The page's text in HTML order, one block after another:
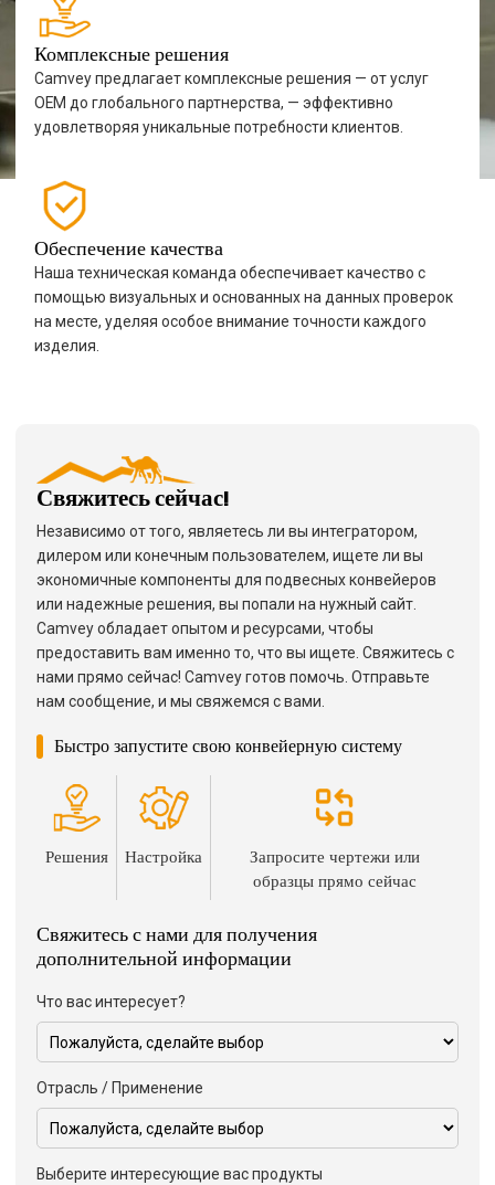
Комплексные решения
Camvey предлагает комплексные решения — от услуг
OEM до глобального партнерства, — эффективно
удовлетворяя уникальные потребности клиентов.
Обеспечение качества
Наша техническая команда обеспечивает качество с
помощью визуальных и основанных на данных проверок
на месте, уделяя особое внимание точности каждого
изделия.
Свяжитесь сейчас!
Независимо от того, являетесь ли вы интегратором,
дилером или конечным пользователем, ищете ли вы
экономичные компоненты для подвесных конвейеров
или надежные решения, вы попали на нужный сайт.
Camvey обладает опытом и ресурсами, чтобы
предоставить вам именно то, что вы ищете. Свяжитесь с
нами прямо сейчас! Camvey готов помочь. Отправьте
нам сообщение, и мы свяжемся с вами.
Быстро запустите свою конвейерную систему
Решения Настройка
Запросите чертежи или
образцы прямо сейчас
Свяжитесь с нами для получения
дополнительной информации
Что вас интересует?
Отрасль / Применение
Выберите интересующие вас продукты